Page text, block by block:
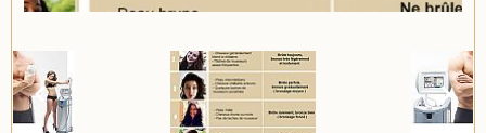
Item
2
of